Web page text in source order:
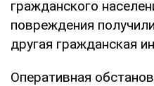
гражданского
повреждения
другая гражданская
Оперативная